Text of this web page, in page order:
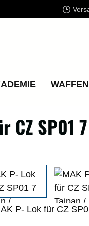
WAFFEN
CZ SP01